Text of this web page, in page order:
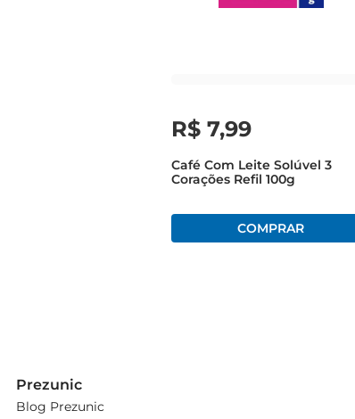
R$ 7,99
Café Com Leite Solúvel 3
Corações Refil 100g
Prezunic
Blog Prezunic